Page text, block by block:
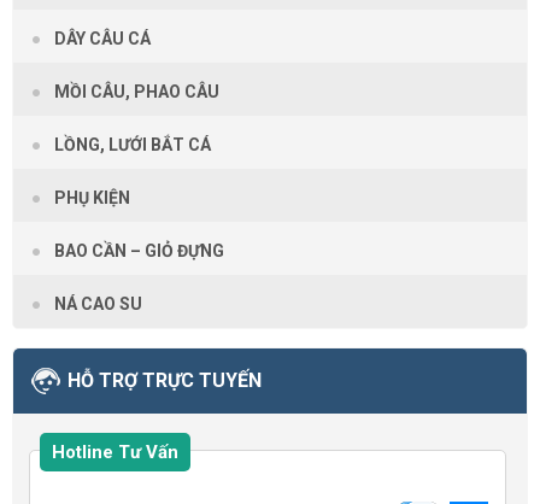
DÂY CÂU CÁ
MỒI CÂU, PHAO CÂU
LỒNG, LƯỚI BẮT CÁ
PHỤ KIỆN
BAO CẦN – GIỎ ĐỰNG
NÁ CAO SU
HỖ TRỢ TRỰC TUYẾN
Hotline Tư Vấn